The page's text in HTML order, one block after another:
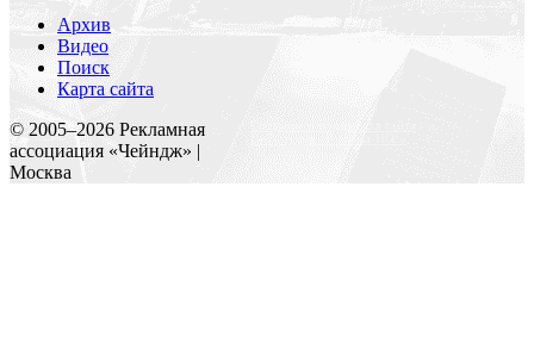
Архив
Видео
Поиск
Карта сайта
© 2005–2026 Рекламная
ассоциация «Чейндж» |
Москва